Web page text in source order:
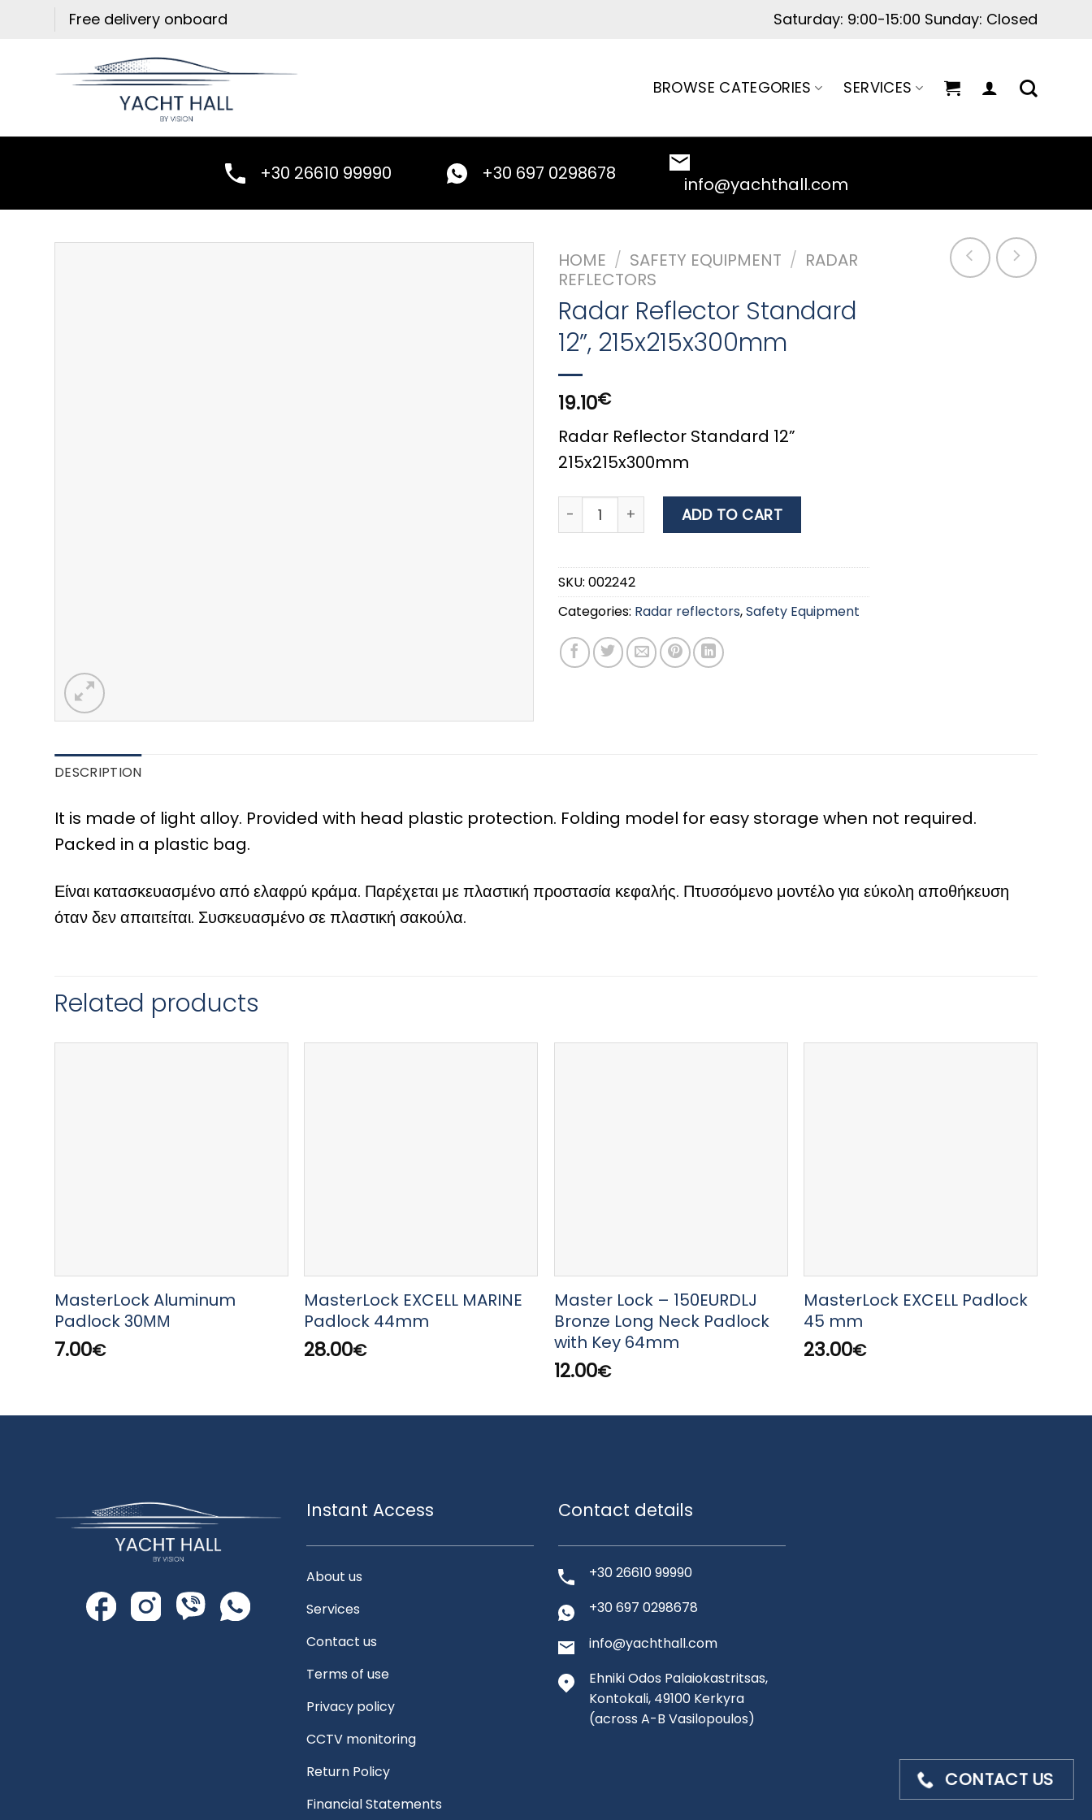
Free delivery onboard Saturday: 9:00-15:00 Sunday: Closed
BROWSE CATEGORIES SERVICES
+30 26610 99990 +30 697 0298678 info@yachthall.com
HOME / SAFETY EQUIPMENT / RADAR
REFLECTORS
Radar Reflector Standard
12”, 215x215x300mm
19.10€
Radar Reflector Standard 12”
215x215x300mm
Radar Reflector Standard 12'', 215x215x300mm quantity
ADD TO CART
SKU: 002242
Categories: Radar reflectors,Safety Equipment
DESCRIPTION
It is made of light alloy. Provided with head plastic protection. Folding model for easy storage when not required.
Packed in a plastic bag.
Είναι κατασκευασμένο από ελαφρύ κράμα. Παρέχεται με πλαστική προστασία κεφαλής. Πτυσσόμενο μοντέλο για εύκολη αποθήκευση
όταν δεν απαιτείται. Συσκευασμένο σε πλαστική σακούλα.
Related products
MasterLock Aluminum
Padlock 30ΜΜ
7.00€
MasterLock EXCELL MARINE
Padlock 44mm
28.00€
Master Lock – 150EURDLJ
Bronze Long Neck Padlock
with Key 64mm
12.00€
MasterLock EXCELL Padlock
45 mm
23.00€
Instant Access
About us
Services
Contact us
Terms of use
Privacy policy
CCTV monitoring
Return Policy
Financial Statements
Contact details
+30 26610 99990
+30 697 0298678
info@yachthall.com
Ehniki Odos Palaiokastritsas,
Kontokali, 49100 Kerkyra
(across A-B Vasilopoulos)
CONTACT US